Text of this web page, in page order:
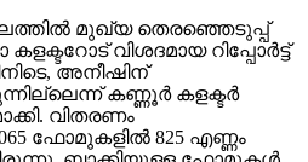
മുഖ്യ തെരഞ്ഞെടുപ്പ്
വിശദമായ റിപ്പോര്‍ട്ട്
അനീഷിന്
കണ്ണൂര്‍ കളക്ടര്‍
വിതരണം
ഫോമുകളില്‍ 825 എണ്ണം